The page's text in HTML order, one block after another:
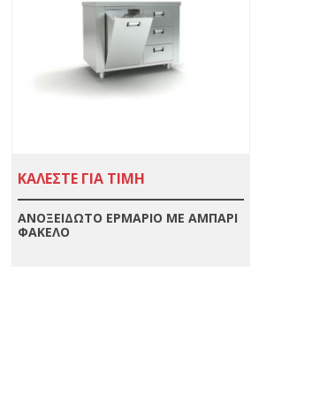
ΚΑΛΕΣΤΕ ΓΙΑ ΤΙΜΗ
ΑΝΟΞΕΙΔΩΤΟ ΕΡΜΑΡΙΟ ΜΕ ΑΜΠΑΡΙ
ΦΑΚΕΛΟ